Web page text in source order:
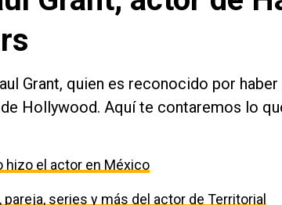
Grant, quien es reconocido por haber
Hollywood. Aquí te contaremos lo
hizo el actor en México
series y más del actor de Territorial